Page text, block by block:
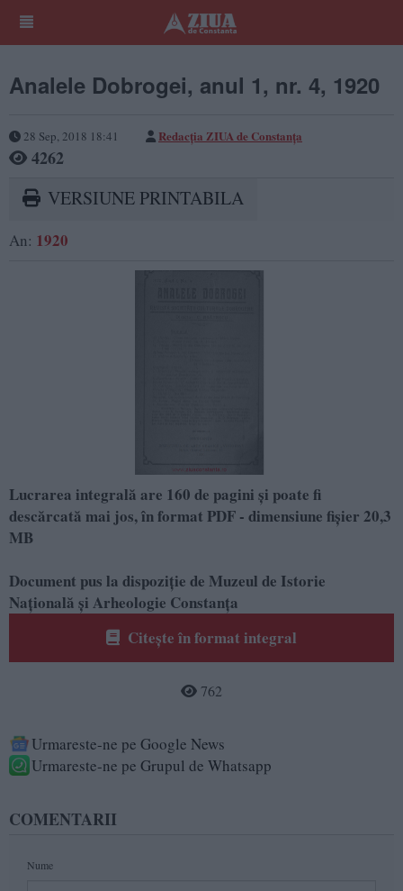
Analele Dobrogei, anul 1, nr. 4, 1920
28 Sep, 2018 18:41 Redacţia ZIUA de Constanţa
4262
VERSIUNE PRINTABILA
An: 1920
Lucrarea integrală are 160 de pagini şi poate fi
descărcată mai jos, în format PDF - dimensiune fişier 20,3
MB
Document pus la dispoziție de Muzeul de Istorie
Națională şi Arheologie Constanța
Citește în format integral
762
Urmareste-ne pe Google News
Urmareste-ne pe Grupul de Whatsapp
COMENTARII
Nume